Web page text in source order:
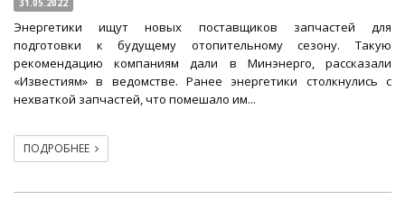
31.05.2022
Энергетики ищут новых поставщиков запчастей для
подготовки к будущему отопительному сезону. Такую
рекомендацию компаниям дали в Минэнерго, рассказали
«Известиям» в ведомстве. Ранее энергетики столкнулись с
нехваткой запчастей, что помешало им...
ПОДРОБНЕЕ